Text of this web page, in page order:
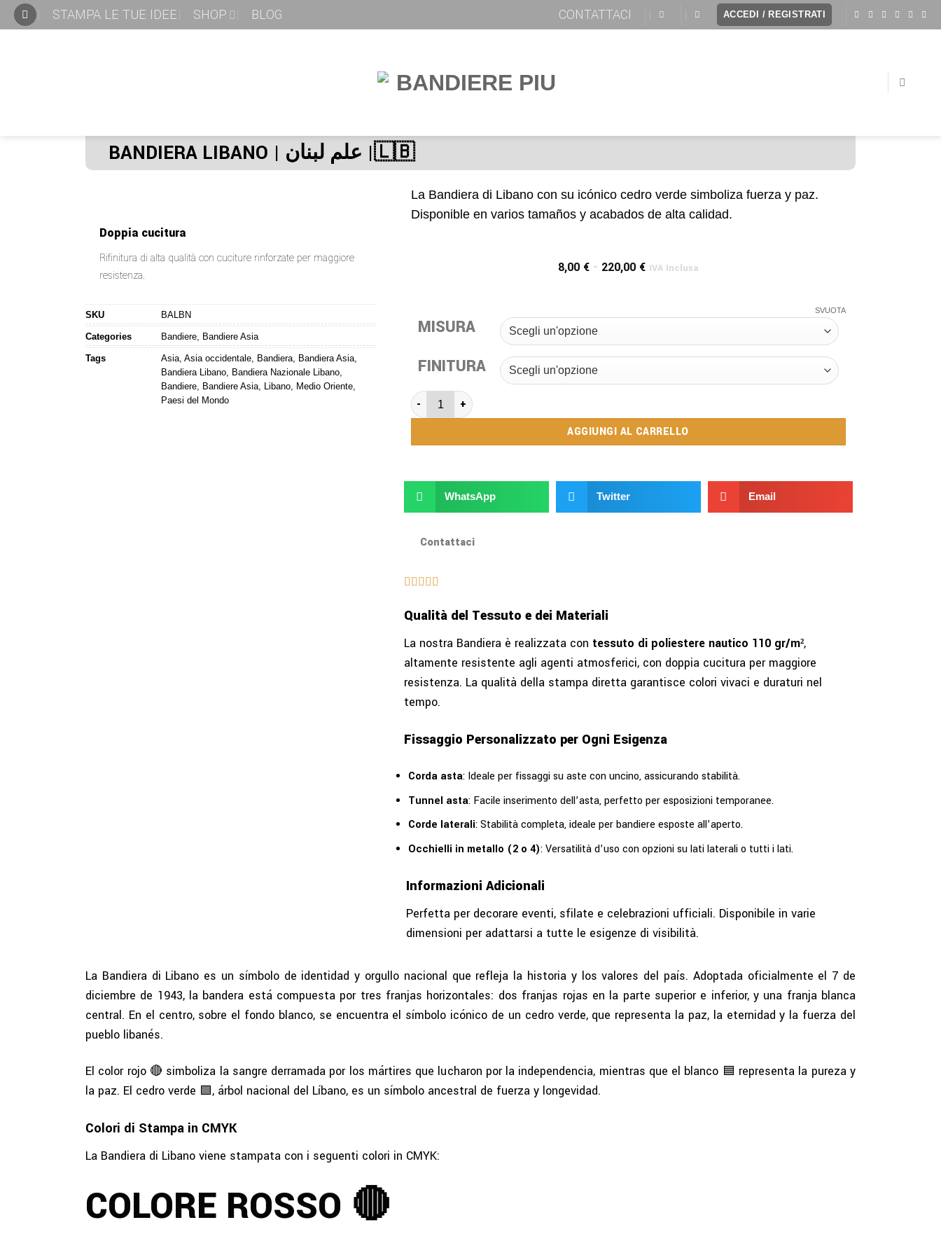
STAMPA LE TUE IDEE SHOP BLOG CONTATTACI ACCEDI / REGISTRATI
BANDIERA LIBANO | علم لبنان |🇱🇧
Doppia cucitura
Rifinitura di alta qualità con cuciture rinforzate per maggiore
resistenza.
SKU BALBN
Categories Bandiere, Bandiere Asia
Tags Asia, Asia occidentale, Bandiera, Bandiera Asia,
Bandiera Libano, Bandiera Nazionale Libano,
Bandiere, Bandiere Asia, Libano, Medio Oriente,
Paesi del Mondo
La Bandiera di Libano con su icónico cedro verde simboliza fuerza y paz.
Disponible en varios tamaños y acabados de alta calidad.
8,00 € - 220,00 € IVA Inclusa
MISURA
FINITURA
SVUOTA
AGGIUNGI AL CARRELLO
WhatsApp Twitter Email
Contattaci
Qualità del Tessuto e dei Materiali
La nostra Bandiera è realizzata con tessuto di poliestere nautico 110 gr/m²,
altamente resistente agli agenti atmosferici, con doppia cucitura per maggiore
resistenza. La qualità della stampa diretta garantisce colori vivaci e duraturi nel
tempo.
Fissaggio Personalizzato per Ogni Esigenza
Corda asta: Ideale per fissaggi su aste con uncino, assicurando stabilità.
Tunnel asta: Facile inserimento dell’asta, perfetto per esposizioni temporanee.
Corde laterali: Stabilità completa, ideale per bandiere esposte all’aperto.
Occhielli in metallo (2 o 4): Versatilità d’uso con opzioni su lati laterali o tutti i lati.
Informazioni Adicionali
Perfetta per decorare eventi, sfilate e celebrazioni ufficiali. Disponibile in varie
dimensioni per adattarsi a tutte le esigenze di visibilità.
La Bandiera di Libano es un símbolo de identidad y orgullo nacional que refleja la historia y los valores del país. Adoptada oficialmente el 7 de
diciembre de 1943, la bandera está compuesta por tres franjas horizontales: dos franjas rojas en la parte superior e inferior, y una franja blanca
central. En el centro, sobre el fondo blanco, se encuentra el símbolo icónico de un cedro verde, que representa la paz, la eternidad y la fuerza del
pueblo libanés.
El color rojo 🔴 simboliza la sangre derramada por los mártires que lucharon por la independencia, mientras que el blanco 🟦 representa la pureza y
la paz. El cedro verde 🟩, árbol nacional del Líbano, es un símbolo ancestral de fuerza y longevidad.
Colori di Stampa in CMYK
La Bandiera di Libano viene stampata con i seguenti colori in CMYK:
COLORE ROSSO 🔴